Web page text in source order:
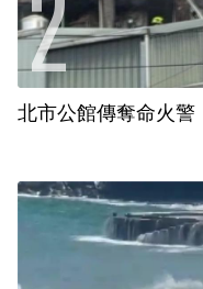
北市公館傳奪命火